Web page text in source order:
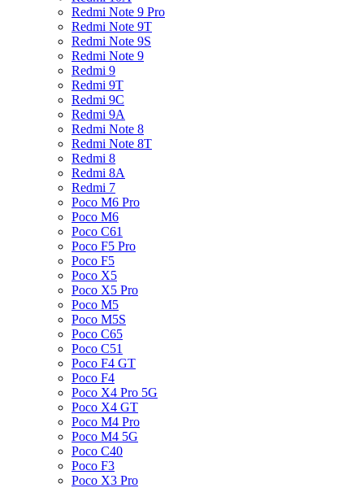
Redmi Note 9 Pro
Redmi Note 9T
Redmi Note 9S
Redmi Note 9
Redmi 9
Redmi 9T
Redmi 9C
Redmi 9A
Redmi Note 8
Redmi Note 8T
Redmi 8
Redmi 8A
Redmi 7
Poco M6 Pro
Poco M6
Poco C61
Poco F5 Pro
Poco F5
Poco X5
Poco X5 Pro
Poco M5
Poco M5S
Poco C65
Poco C51
Poco F4 GT
Poco F4
Poco X4 Pro 5G
Poco X4 GT
Poco M4 Pro
Poco M4 5G
Poco C40
Poco F3
Poco X3 Pro